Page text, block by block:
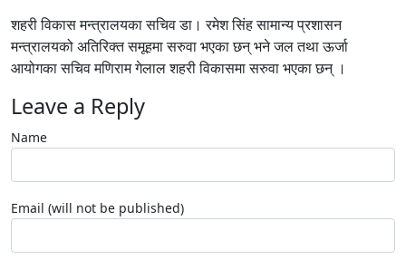
शहरी विकास मन्त्रालयका सचिव डा। रमेश सिंह सामान्य प्रशासन
मन्त्रालयको अतिरिक्त समूहमा सरुवा भएका छन् भने जल तथा ऊर्जा
आयोगका सचिव मणिराम गेलाल शहरी विकासमा सरुवा भएका छन् ।
Leave a Reply
Name
Email (will not be published)